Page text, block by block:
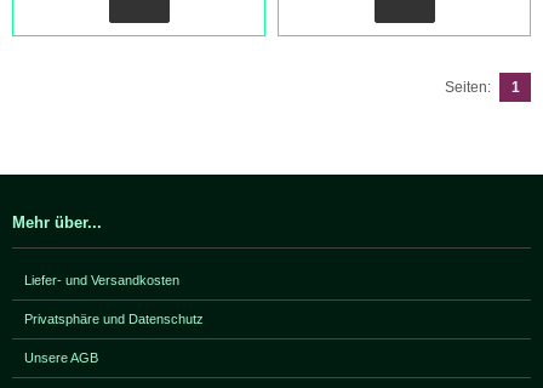
Seiten: 1
Mehr über...
Liefer- und Versandkosten
Privatsphäre und Datenschutz
Unsere AGB